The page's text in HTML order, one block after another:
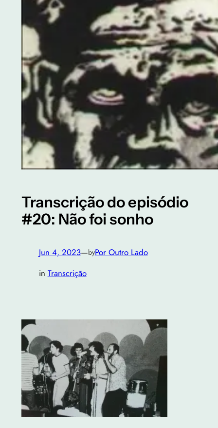
Transcrição do episódio
#20: Não foi sonho
Jun 4, 2023—byPor Outro Lado
in Transcrição